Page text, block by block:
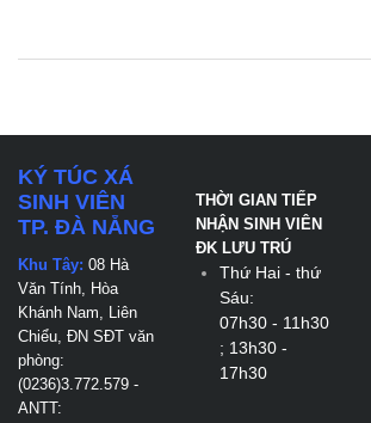
KÝ TÚC XÁ
SINH VIÊN
TP. ĐÀ NẴNG
Khu Tây: 08 Hà
Văn Tính, Hòa
Khánh Nam, Liên
Chiểu, ĐN SĐT văn
phòng:
(0236)3.772.579 -
ANTT:
THỜI GIAN TIẾP
NHẬN SINH VIÊN
ĐK LƯU TRÚ
Thứ Hai - thứ
Sáu:
07h30 - 11h30
; 13h30 -
17h30